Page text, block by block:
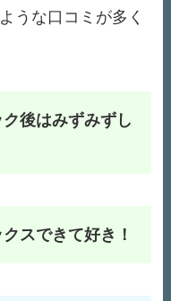
うな口コミが多く
後はみずみずし
スできて好き！